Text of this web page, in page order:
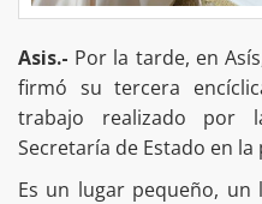
Asis.- Por la tarde, en
firmó su tercera
trabajo realizado por
Secretaría de Estado en
Es un lugar pequeño,